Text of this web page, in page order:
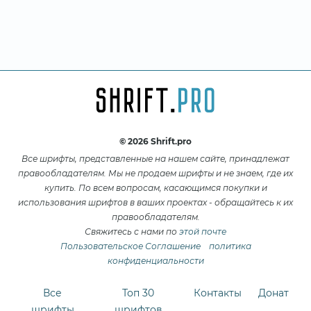
© 2026 Shrift.pro
Все шрифты, представленные на нашем сайте, принадлежат
правообладателям. Мы не продаем шрифты и не знаем, где их
купить. По всем вопросам, касающимся покупки и
использования шрифтов в ваших проектах - обращайтесь к их
правообладателям.
Свяжитесь с нами по этой почте
Пользовательское Соглашение
политика
конфиденциальности
Все
Топ 30
Контакты Донат